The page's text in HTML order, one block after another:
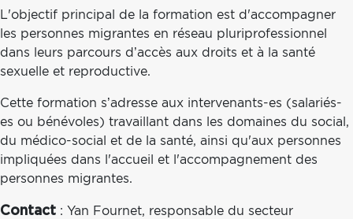
L'objectif principal de la formation est d'accompagner
les personnes migrantes en réseau pluriprofessionnel
dans leurs parcours d’accès aux droits et à la santé
sexuelle et reproductive.
Cette formation s’adresse aux intervenants-es (salariés-
es ou bénévoles) travaillant dans les domaines du social,
du médico-social et de la santé, ainsi qu'aux personnes
impliquées dans l'accueil et l'accompagnement des
personnes migrantes.
Contact : Yan Fournet, responsable du secteur